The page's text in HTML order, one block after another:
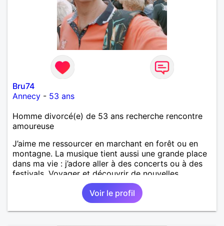
Bru74
Annecy - 53 ans
Homme divorcé(e) de 53 ans recherche rencontre
amoureuse
J’aime me ressourcer en marchant en forêt ou en
montagne. La musique tient aussi une grande place
dans ma vie : j’adore aller à des concerts ou à des
festivals. Voyager et découvrir de nouvelles
cultures, c’est ce qui m’inspire le plus. J’aimerais
rencontrer quelqu’un avec qui partager ces
moments simples et sincères.
Voir le profil